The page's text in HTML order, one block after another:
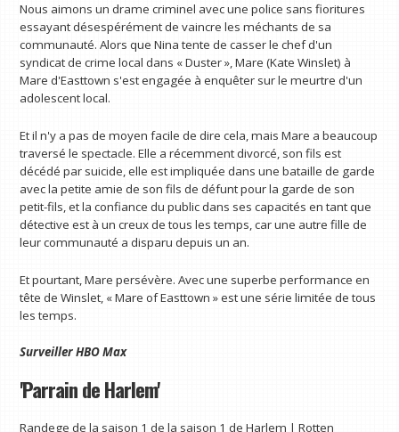
Nous aimons un drame criminel avec une police sans fioritures
essayant désespérément de vaincre les méchants de sa
communauté. Alors que Nina tente de casser le chef d'un
syndicat de crime local dans « Duster », Mare (Kate Winslet) à
Mare d'Easttown s'est engagée à enquêter sur le meurtre d'un
adolescent local.
Et il n'y a pas de moyen facile de dire cela, mais Mare a beaucoup
traversé le spectacle. Elle a récemment divorcé, son fils est
décédé par suicide, elle est impliquée dans une bataille de garde
avec la petite amie de son fils de défunt pour la garde de son
petit-fils, et la confiance du public dans ses capacités en tant que
détective est à un creux de tous les temps, car une autre fille de
leur communauté a disparu depuis un an.
Et pourtant, Mare persévère. Avec une superbe performance en
tête de Winslet, « Mare of Easttown » est une série limitée de tous
les temps.
SurveillerHBO Max
'Parrain de Harlem'
Randege de la saison 1 de la saison 1 de Harlem | Rotten